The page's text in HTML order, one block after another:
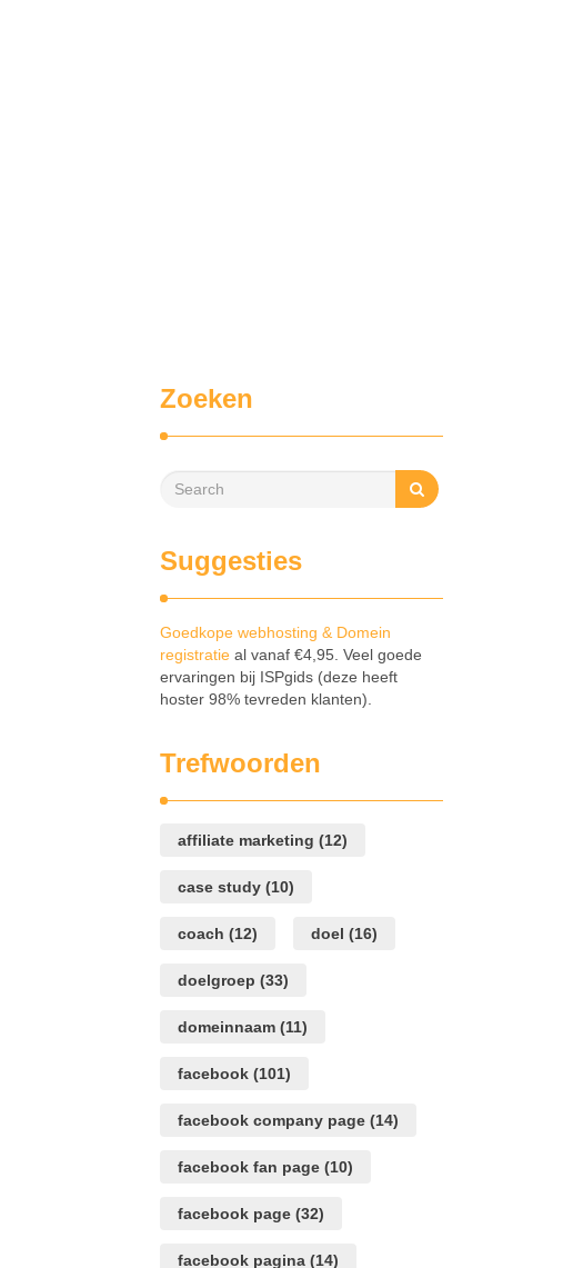
Zoeken
Suggesties
Goedkope webhosting & Domein
registratie al vanaf €4,95. Veel goede
ervaringen bij ISPgids (deze heeft
hoster 98% tevreden klanten).
Trefwoorden
affiliate marketing (12)
case study (10)
coach (12) doel (16)
doelgroep (33)
domeinnaam (11)
facebook (101)
facebook company page (14)
facebook fan page (10)
facebook page (32)
facebook pagina (14)